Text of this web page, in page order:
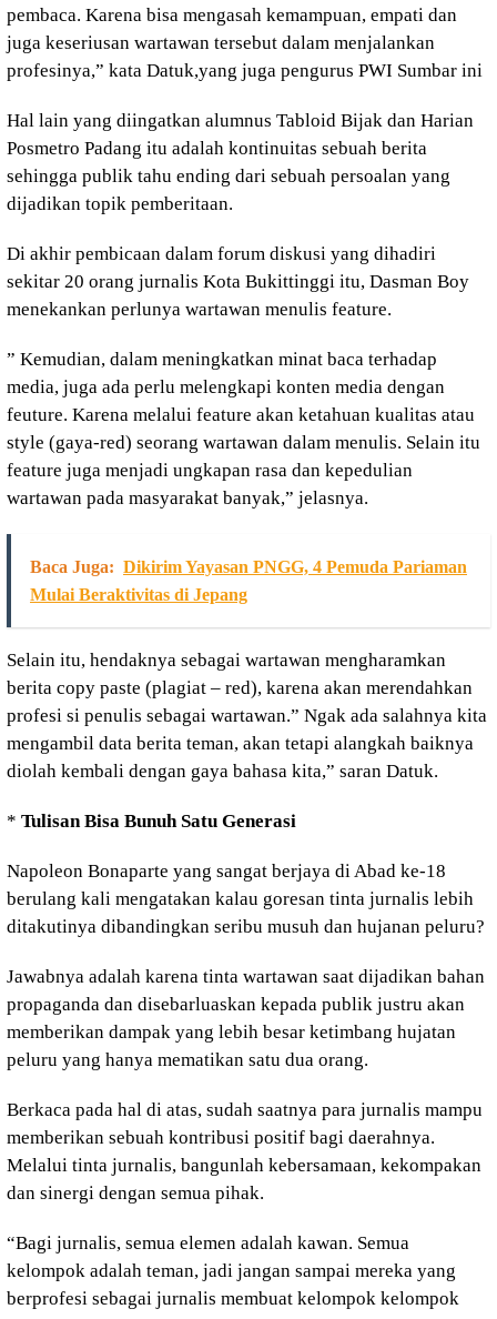
pembaca. Karena bisa mengasah kemampuan, empati dan
juga keseriusan wartawan tersebut dalam menjalankan
profesinya,” kata Datuk,yang juga pengurus PWI Sumbar ini
Hal lain yang diingatkan alumnus Tabloid Bijak dan Harian
Posmetro Padang itu adalah kontinuitas sebuah berita
sehingga publik tahu ending dari sebuah persoalan yang
dijadikan topik pemberitaan.
Di akhir pembicaan dalam forum diskusi yang dihadiri
sekitar 20 orang jurnalis Kota Bukittinggi itu, Dasman Boy
menekankan perlunya wartawan menulis feature.
” Kemudian, dalam meningkatkan minat baca terhadap
media, juga ada perlu melengkapi konten media dengan
feuture. Karena melalui feature akan ketahuan kualitas atau
style (gaya-red) seorang wartawan dalam menulis. Selain itu
feature juga menjadi ungkapan rasa dan kepedulian
wartawan pada masyarakat banyak,” jelasnya.
Baca Juga: Dikirim Yayasan PNGG, 4 Pemuda Pariaman
Mulai Beraktivitas di Jepang
Selain itu, hendaknya sebagai wartawan mengharamkan
berita copy paste (plagiat – red), karena akan merendahkan
profesi si penulis sebagai wartawan.” Ngak ada salahnya kita
mengambil data berita teman, akan tetapi alangkah baiknya
diolah kembali dengan gaya bahasa kita,” saran Datuk.
* Tulisan Bisa Bunuh Satu Generasi
Napoleon Bonaparte yang sangat berjaya di Abad ke-18
berulang kali mengatakan kalau goresan tinta jurnalis lebih
ditakutinya dibandingkan seribu musuh dan hujanan peluru?
Jawabnya adalah karena tinta wartawan saat dijadikan bahan
propaganda dan disebarluaskan kepada publik justru akan
memberikan dampak yang lebih besar ketimbang hujatan
peluru yang hanya mematikan satu dua orang.
Berkaca pada hal di atas, sudah saatnya para jurnalis mampu
memberikan sebuah kontribusi positif bagi daerahnya.
Melalui tinta jurnalis, bangunlah kebersamaan, kekompakan
dan sinergi dengan semua pihak.
“Bagi jurnalis, semua elemen adalah kawan. Semua
kelompok adalah teman, jadi jangan sampai mereka yang
berprofesi sebagai jurnalis membuat kelompok kelompok